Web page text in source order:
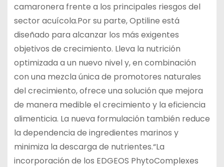
camaronera frente a los principales riesgos del
sector acuícola.Por su parte, Optiline está
diseñado para alcanzar los más exigentes
objetivos de crecimiento. Lleva la nutrición
optimizada a un nuevo nivel y, en combinación
con una mezcla única de promotores naturales
del crecimiento, ofrece una solución que mejora
de manera medible el crecimiento y la eficiencia
alimenticia. La nueva formulación también reduce
la dependencia de ingredientes marinos y
minimiza la descarga de nutrientes.“La
incorporación de los EDGEOS PhytoComplexes